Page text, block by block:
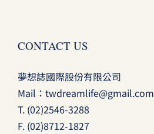
CONTACT US
夢想誌國際股份有限公司
Mail： twdreamlife@gmail.com
T. (02)2546-3288
F. (02)8712-1827